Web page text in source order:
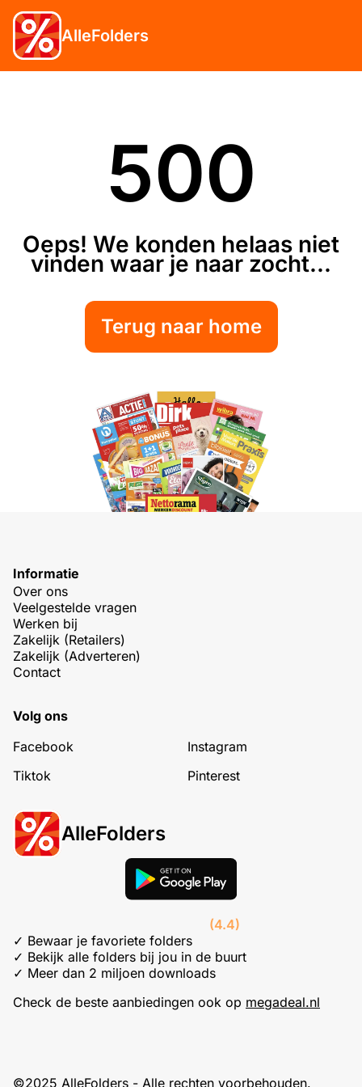
AlleFolders
500
Oeps! We konden helaas niet
vinden waar je naar zocht...
Terug naar home
Informatie
Over ons
Veelgestelde vragen
Werken bij
Zakelijk (Retailers)
Zakelijk (Adverteren)
Contact
Volg ons
Facebook
Instagram
Tiktok
Pinterest
AlleFolders
(4.4)
✓ Bewaar je favoriete folders
✓ Bekijk alle folders bij jou in de buurt
✓ Meer dan 2 miljoen downloads
Check de beste aanbiedingen ook op megadeal.nl
©2025 AlleFolders - Alle rechten voorbehouden.